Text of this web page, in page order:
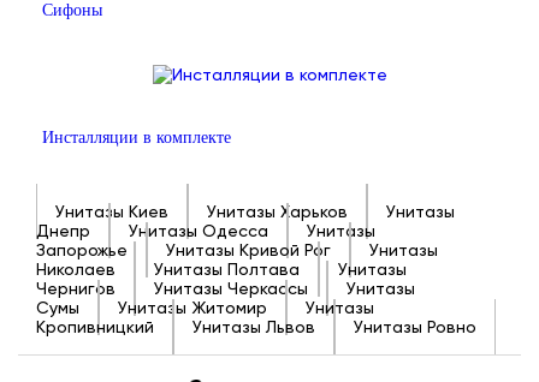
Сифоны
Инсталляции в комплекте
Унитазы Киев Унитазы Харьков
Унитазы
Днепр
Унитазы Одесса
Унитазы
Запорожье
Унитазы Кривой Рог
Унитазы
Николаев
Унитазы Полтава
Унитазы
Чернигов
Унитазы Черкассы
Унитазы
Сумы
Унитазы Житомир
Унитазы
Кропивницкий
Унитазы Львов Унитазы Ровно